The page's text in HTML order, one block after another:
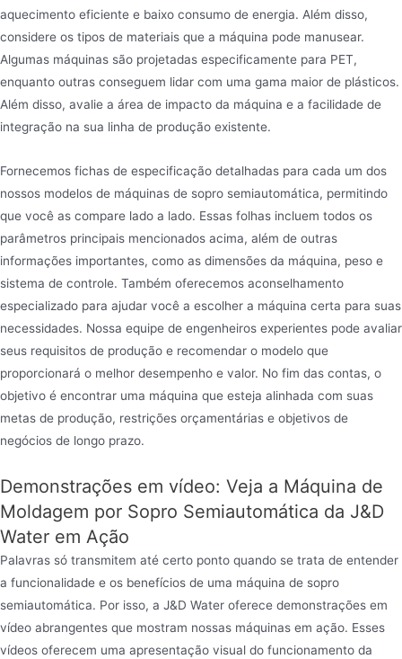
aquecimento eficiente e baixo consumo de energia. Além disso,
considere os tipos de materiais que a máquina pode manusear.
Algumas máquinas são projetadas especificamente para PET,
enquanto outras conseguem lidar com uma gama maior de plásticos.
Além disso, avalie a área de impacto da máquina e a facilidade de
integração na sua linha de produção existente.
Fornecemos fichas de especificação detalhadas para cada um dos
nossos modelos de máquinas de sopro semiautomática, permitindo
que você as compare lado a lado. Essas folhas incluem todos os
parâmetros principais mencionados acima, além de outras
informações importantes, como as dimensões da máquina, peso e
sistema de controle. Também oferecemos aconselhamento
especializado para ajudar você a escolher a máquina certa para suas
necessidades. Nossa equipe de engenheiros experientes pode avaliar
seus requisitos de produção e recomendar o modelo que
proporcionará o melhor desempenho e valor. No fim das contas, o
objetivo é encontrar uma máquina que esteja alinhada com suas
metas de produção, restrições orçamentárias e objetivos de
negócios de longo prazo.
Demonstrações em vídeo: Veja a Máquina de
Moldagem por Sopro Semiautomática da J&D
Water em Ação
Palavras só transmitem até certo ponto quando se trata de entender
a funcionalidade e os benefícios de uma máquina de sopro
semiautomática. Por isso, a J&D Water oferece demonstrações em
vídeo abrangentes que mostram nossas máquinas em ação. Esses
vídeos oferecem uma apresentação visual do funcionamento da